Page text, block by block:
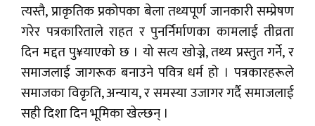
त्यस्तै, प्राकृतिक प्रकोपका बेला तथ्यपूर्ण जानकारी सम्प्रेषण
गरेर पत्रकारिताले राहत र पुनर्निर्माणका कामलाई तीव्रता
दिन मद्दत पु¥याएको छ । यो सत्य खोज्ने, तथ्य प्रस्तुत गर्ने, र
समाजलाई जागरूक बनाउने पवित्र धर्म हो । पत्रकारहरूले
समाजका विकृति, अन्याय, र समस्या उजागर गर्दै समाजलाई
सही दिशा दिन भूमिका खेल्छन् ।